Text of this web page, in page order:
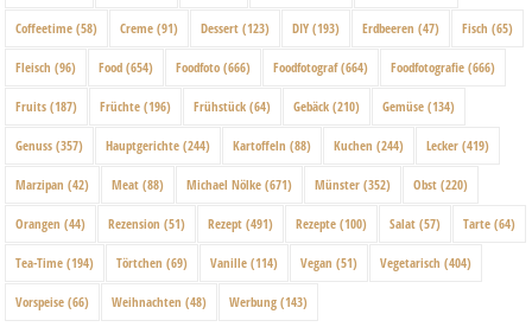
Coffeetime (58) Creme (91) Dessert (123) DIY (193) Erdbeeren (47) Fisch (65)
Fleisch (96) Food (654) Foodfoto (666) Foodfotograf(664) Foodfotografie (666)
Fruits (187) Früchte (196) Frühstück (64) Gebäck (210) Gemüse (134)
Genuss (357) Hauptgerichte (244) Kartoffeln (88) Kuchen (244) Lecker (419)
Marzipan (42) Meat (88) Michael Nölke (671) Münster (352) Obst (220)
Orangen (44) Rezension (51) Rezept (491) Rezepte (100) Salat (57) Tarte (64)
Tea-Time (194) Törtchen (69) Vanille (114) Vegan (51) Vegetarisch (404)
Vorspeise (66) Weihnachten (48) Werbung (143)